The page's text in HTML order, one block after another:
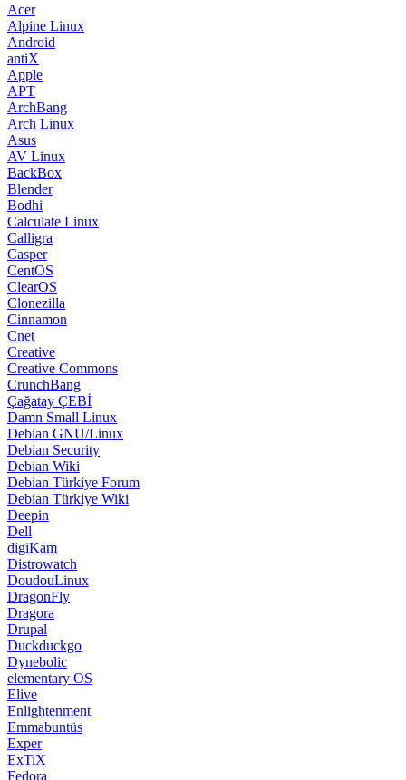
Acer
Alpine Linux
Android
antiX
Apple
APT
ArchBang
Arch Linux
Asus
AV Linux
BackBox
Blender
Bodhi
Calculate Linux
Calligra
Casper
CentOS
ClearOS
Clonezilla
Cinnamon
Cnet
Creative
Creative Commons
CrunchBang
Çağatay ÇEBİ
Damn Small Linux
Debian GNU/Linux
Debian Security
Debian Wiki
Debian Türkiye Forum
Debian Türkiye Wiki
Deepin
Dell
digiKam
Distrowatch
DoudouLinux
DragonFly
Dragora
Drupal
Duckduckgo
Dynebolic
elementary OS
Elive
Enlightenment
Emmabuntüs
Exper
ExTiX
Fedora